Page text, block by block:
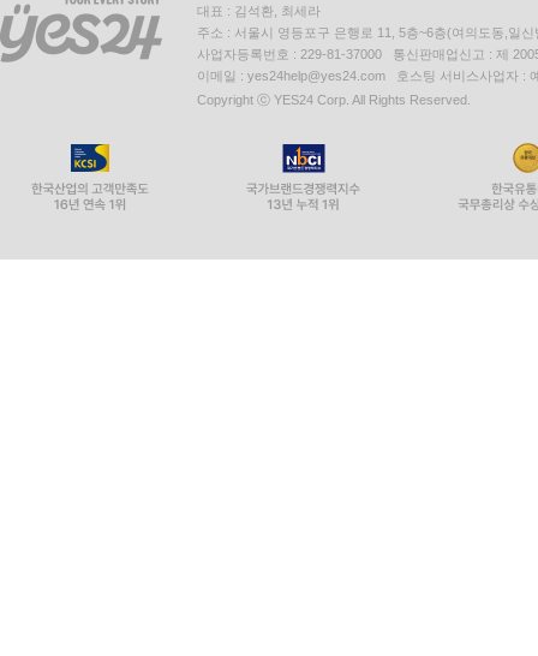
대표 : 김석환, 최세라
주소 : 서울시 영등포구 은행로 11, 5층~6층(여의도동,일신
사업자등록번호 : 229-81-37000 통신판매업신고 : 제
이메일 : yes24help@yes24.com 호스팅 서비스사업자 :
Copyright ⓒ YES24 Corp. All Rights Reserved.